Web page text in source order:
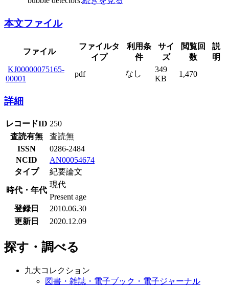
本文ファイル
ファイル
ファイルタ
イプ
利用条
件
サイ
ズ
閲覧回
数
説
明
KJ00000075165-
00001
pdf なし
349
KB
1,470
詳細
レコードID 250
査読有無
査読無
ISSN
0286-2484
NCID
AN00054674
タイプ
紀要論文
時代・年代
現代
Present age
登録日
2010.06.30
更新日
2020.12.09
探す・調べる
九大コレクション
図書・雑誌・電子ブック・電子ジャーナル